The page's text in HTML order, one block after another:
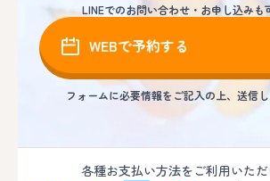
LINEでのお問い合わせ・お申し込みも
WEBで予約する
フォームに必要情報をご記入の上、送信し
各種お支払い方法をご利用いただ